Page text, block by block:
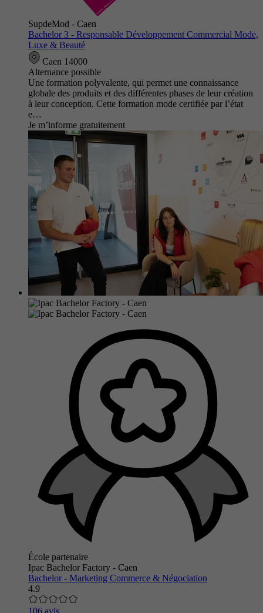
SupdeMod - Caen
Bachelor 3 - Responsable Développement Commercial Mode,
Luxe & Beauté
Caen 14000
Alternance possible
Une formation polyvalente, qui permet une connaissance
globale des produits et des différentes phases de leur création
à leur conception. Cette formation mode certifiée par l’état
e…
Je m’informe gratuitement
École partenaire
Ipac Bachelor Factory - Caen
Bachelor - Marketing Commerce & Négociation
4.9
106 avis